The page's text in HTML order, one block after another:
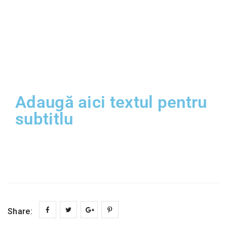
Adaugă aici textul pentru
subtitlu
Share: